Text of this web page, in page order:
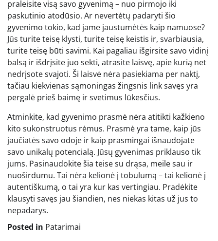
praleisite visą savo gyvenimą – nuo pirmojo iki
paskutinio atodūsio. Ar nevertėtų padaryti šio
gyvenimo tokio, kad jame jaustumėtės kaip namuose?
Jūs turite teisę klysti, turite teisę keistis ir, svarbiausia,
turite teisę būti savimi. Kai pagaliau išgirsite savo vidinį
balsą ir išdrįsite juo sekti, atrasite laisvę, apie kurią net
nedrįsote svajoti. Ši laisvė nėra pasiekiama per naktį,
tačiau kiekvienas sąmoningas žingsnis link savęs yra
pergalė prieš baimę ir svetimus lūkesčius.
Atminkite, kad gyvenimo prasmė nėra atitikti kažkieno
kito sukonstruotus rėmus. Prasmė yra tame, kaip jūs
jaučiatės savo odoje ir kaip prasmingai išnaudojate
savo unikalų potencialą. Jūsų gyvenimas priklauso tik
jums. Pasinaudokite šia teise su drąsa, meile sau ir
nuoširdumu. Tai nėra kelionė į tobulumą – tai kelionė į
autentiškumą, o tai yra kur kas vertingiau. Pradėkite
klausyti savęs jau šiandien, nes niekas kitas už jus to
nepadarys.
Posted in Patarimai